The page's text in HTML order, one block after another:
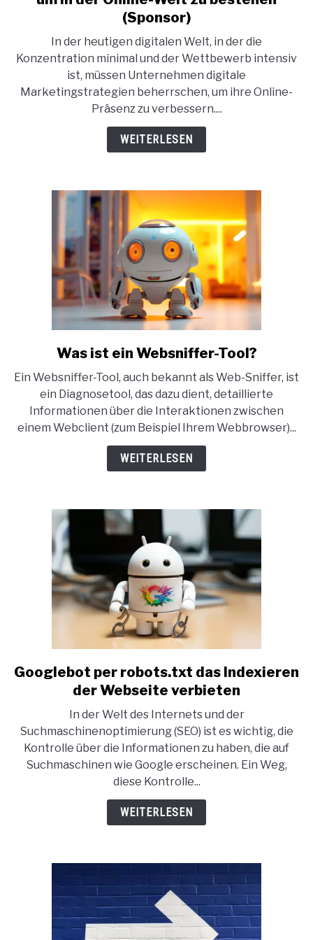
Wichtige
Marketingstrategien,
um
in
der
Online-
Welt
zu
(Sponsor)
In der heutigen digitalen Welt, in der die
Konzentration minimal und der Wettbewerb intensiv
ist, müssen Unternehmen digitale
Marketingstrategien beherrschen, um ihre Online-
Präsenz zu verbessern....
WEITERLESEN
link
Was
ist
ein
Websniffer-
Tool?
Was ist ein Websniffer-Tool?
Ein Websniffer-Tool, auch bekannt als Web-Sniffer, ist
ein Diagnosetool, das dazu dient, detaillierte
Informationen über die Interaktionen zwischen
einem Webclient (zum Beispiel Ihrem Webbrowser)...
WEITERLESEN
link
to
per
robots.txt
das
Indexieren
der
Webseite
verbieten
Googlebot per robots.txt das Indexieren
der Webseite verbieten
In der Welt des Internets und der
Suchmaschinenoptimierung (SEO) ist es wichtig, die
Kontrolle über die Informationen zu haben, die auf
Suchmaschinen wie Google erscheinen. Ein Weg,
diese Kontrolle...
WEITERLESEN